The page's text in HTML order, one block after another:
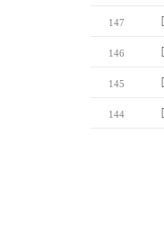
147
146
145
144